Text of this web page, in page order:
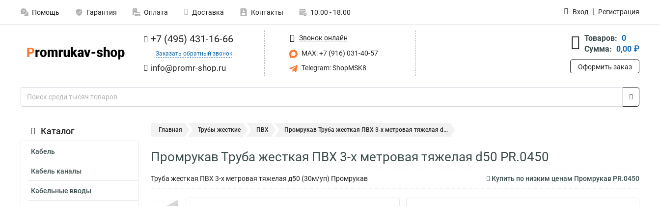
Помощь Гарантия Оплата Доставка Контакты 10.00 - 18.00 Вход Регистрация
+7 (495) 431-16-66
Заказать обратный звонок
info@promr-shop.ru
Звонок онлайн
MAX: +7 (916) 031-40-57
Telegram: ShopMSK8
Товаров: 0
Сумма: 0,00 ₽
Оформить заказ
Каталог
Кабель
Кабель каналы
Кабельные вводы
Главная Трубы жесткие ПВХ Промрукав Труба жесткая ПВХ 3-х метровая тяжелая d...
Промрукав Труба жесткая ПВХ 3-х метровая тяжелая d50 PR.0450
Труба жесткая ПВХ 3-х метровая тяжелая д50 (30м/уп) Промрукав Купить по низким ценам Промрукав PR.0450